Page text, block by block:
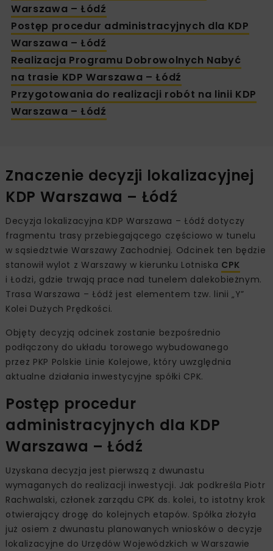
Warszawa – Łódź
Postęp procedur administracyjnych dla KDP
Warszawa – Łódź
Realizacja Programu Dobrowolnych Nabyć
na trasie KDP Warszawa – Łódź
Przygotowania do realizacji robót na linii KDP
Warszawa – Łódź
Znaczenie decyzji lokalizacyjnej
KDP Warszawa – Łódź
Decyzja lokalizacyjna KDP Warszawa – Łódź dotyczy
fragmentu trasy przebiegającego częściowo w tunelu
w sąsiedztwie Warszawy Zachodniej. Odcinek ten będzie
stanowił wylot z Warszawy w kierunku Lotniska CPK
i Łodzi, gdzie trwają prace nad tunelem dalekobieżnym.
Trasa Warszawa – Łódź jest elementem tzw. linii „Y”
Kolei Dużych Prędkości.
Objęty decyzją odcinek zostanie bezpośrednio
podłączony do układu torowego wybudowanego
przez PKP Polskie Linie Kolejowe, który uwzględnia
aktualne działania inwestycyjne spółki CPK.
Postęp procedur
administracyjnych dla KDP
Warszawa – Łódź
Uzyskana decyzja jest pierwszą z dwunastu
wymaganych do realizacji inwestycji. Jak podkreśla Piotr
Rachwalski, członek zarządu CPK ds. kolei, to istotny krok
otwierający drogę do kolejnych etapów. Spółka złożyła
już osiem z dwunastu planowanych wniosków o decyzje
lokalizacyjne do Urzędów Wojewódzkich w Warszawie